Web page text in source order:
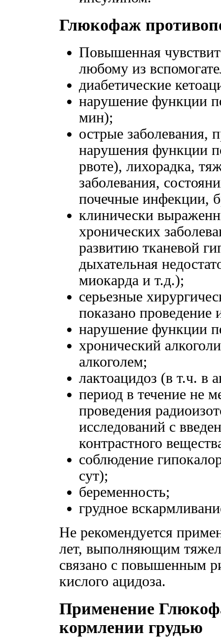
Глюкофаж
Повышенная
любому из
диабетические
нарушение функции
мин);
острые заболевания,
нарушения функции
рвоте), лихорадка,
заболевания,
почечные инфекции,
клинически
хронических
развитию тканевой
дыхательная
миокарда и т.д.);
серьезные
показано проведение
нарушение функции
хронический
алкоголем;
лактоацидоз (в т.ч. в
период в течение не
проведения
исследований с
контрастного
соблюдение
сут);
беременность;
грудное
Не рекомендуется
лет, выполняющим
связано с повышенным
кислого ацидоза.
Применение
кормлении грудью